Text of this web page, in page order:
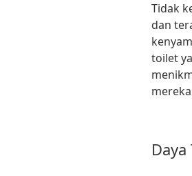
Tidak
dan
toilet